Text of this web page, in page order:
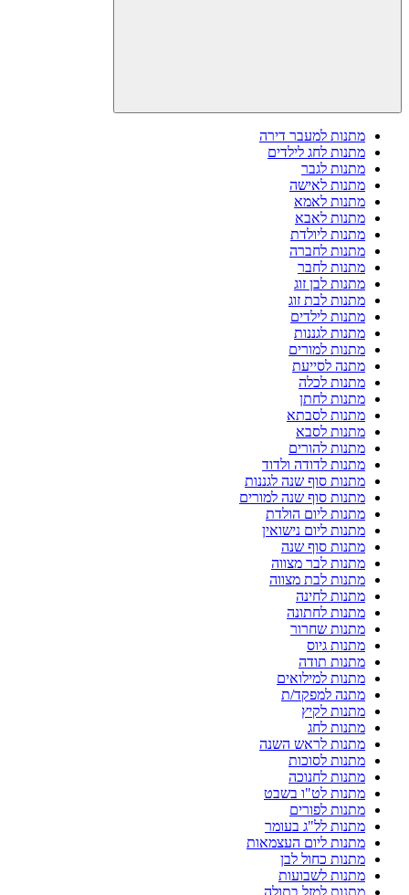
מתנות למעבר דירה
מתנות לחג לילדים
מתנות לגבר
מתנות לאישה
מתנות לאמא
מתנות לאבא
מתנות ליולדת
מתנות לחברה
מתנות לחבר
מתנות לבן זוג
מתנות לבת זוג
מתנות לילדים
מתנות לגננות
מתנות למורים
מתנה לסייעת
מתנות לכלה
מתנות לחתן
מתנות לסבתא
מתנות לסבא
מתנות להורים
מתנות לדודה ולדוד
מתנות סוף שנה לגננות
מתנות סוף שנה למורים
מתנות ליום הולדת
מתנות ליום נישואין
מתנות סוף שנה
מתנות לבר מצווה
מתנות לבת מצווה
מתנות לחינה
מתנות לחתונה
מתנות שחרור
מתנות גיוס
מתנות תודה
מתנות למילואים
מתנה למפקד/ת
מתנות לקיץ
מתנות לחג
מתנות לראש השנה
מתנות לסוכות
מתנות לחנוכה
מתנות לט"ו בשבט
מתנות לפורים
מתנות לל"ג בעומר
מתנות ליום העצמאות
מתנות כחול לבן
מתנות לשבועות
מתנות למזל בתולה